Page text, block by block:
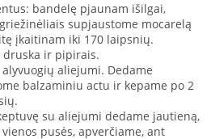
bandelę pjaunam išilgai,
supjaustome mocarelą
įkaitinam iki 170 laipsnių.
druska ir pipirais.
aliejumi. Dedame
balzaminiu actu ir kepame po 2
su aliejumi dedame jautieną,
pusės, apverčiame, ant